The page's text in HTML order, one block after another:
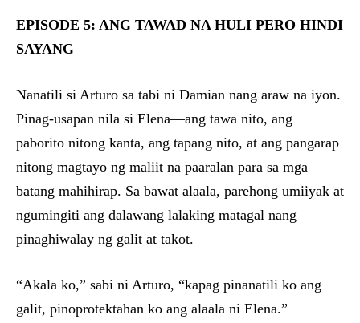
EPISODE 5: ANG TAWAD NA HULI PERO HINDI
SAYANG
Nanatili si Arturo sa tabi ni Damian nang araw na iyon.
Pinag-usapan nila si Elena—ang tawa nito, ang
paborito nitong kanta, ang tapang nito, at ang pangarap
nitong magtayo ng maliit na paaralan para sa mga
batang mahihirap. Sa bawat alaala, parehong umiiyak at
ngumingiti ang dalawang lalaking matagal nang
pinaghiwalay ng galit at takot.
“Akala ko,” sabi ni Arturo, “kapag pinanatili ko ang
galit, pinoprotektahan ko ang alaala ni Elena.”